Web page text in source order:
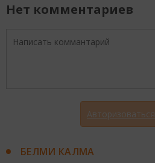
Нет комментариев
Авторизоваться
БЕЛМИ КАЛМА